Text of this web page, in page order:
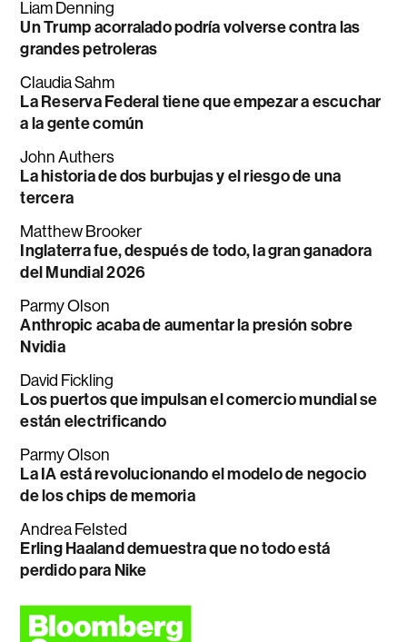
Liam Denning
Un Trump acorralado podría volverse contra las
grandes petroleras
Claudia Sahm
La Reserva Federal tiene que empezar a escuchar
a la gente común
John Authers
La historia de dos burbujas y el riesgo de una
tercera
Matthew Brooker
Inglaterra fue, después de todo, la gran ganadora
del Mundial 2026
Parmy Olson
Anthropic acaba de aumentar la presión sobre
Nvidia
David Fickling
Los puertos que impulsan el comercio mundial se
están electrificando
Parmy Olson
La IA está revolucionando el modelo de negocio
de los chips de memoria
Andrea Felsted
Erling Haaland demuestra que no todo está
perdido para Nike